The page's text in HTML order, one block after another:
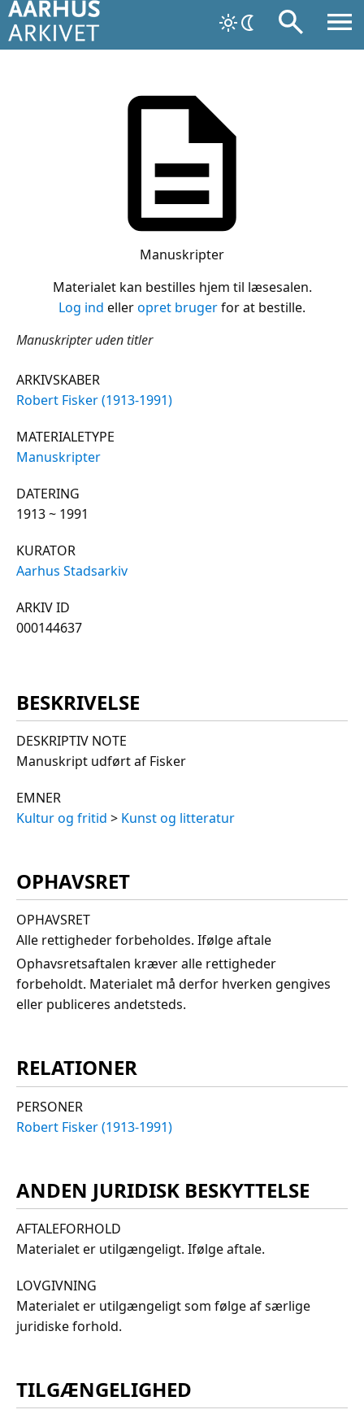
Manuskripter
Materialet kan bestilles hjem til læsesalen.
Log ind elleropret brugerfor at bestille.
Manuskripter uden titler
ARKIVSKABER
Robert Fisker (1913-1991)
MATERIALETYPE
Manuskripter
DATERING
1913 ~ 1991
KURATOR
Aarhus Stadsarkiv
ARKIV ID
000144637
BESKRIVELSE
DESKRIPTIV NOTE
Manuskript udført af Fisker
EMNER
Kultur og fritid > Kunst og litteratur
OPHAVSRET
OPHAVSRET
Alle rettigheder forbeholdes. Ifølge aftale
Ophavsretsaftalen kræver alle rettigheder
forbeholdt. Materialet må derfor hverken gengives
eller publiceres andetsteds.
RELATIONER
PERSONER
Robert Fisker (1913-1991)
ANDEN JURIDISK BESKYTTELSE
AFTALEFORHOLD
Materialet er utilgængeligt. Ifølge aftale.
LOVGIVNING
Materialet er utilgængeligt som følge af særlige
juridiske forhold.
TILGÆNGELIGHED